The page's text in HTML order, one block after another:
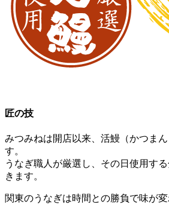
匠の技
みつみねは開店以来、活鰻（かつま
す。
うなぎ職人が厳選し、その日使用す
きます。
関東のうなぎは時間との勝負で味が